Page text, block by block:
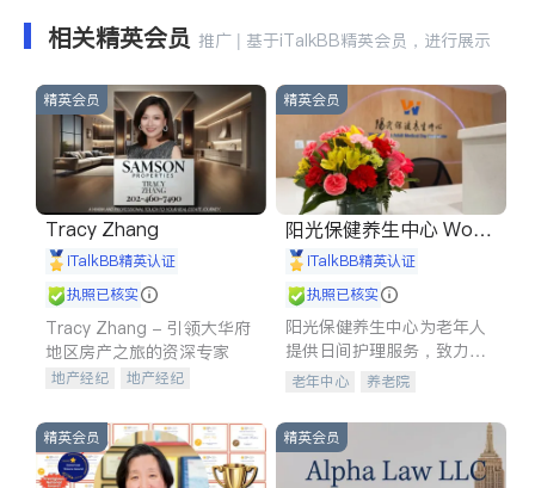
相关精英会员 推广 | 基于iTalkBB精英会员，进行展示
精英会员
Tracy Zhang
iTalkBB精英认证
执照已核实
Tracy Zhang - 引领大华府
地区房产之旅的资深专家
地产经纪
地产经纪
商铺租售
开发商建商
精英会员
阳光保健养生中心 World
shine
iTalkBB精英认证
执照已核实
阳光保健养生中心为老年人
提供日间护理服务，致力于
通过持续的护理创新来有效
老年中心 养老院
精英会员 精英会员